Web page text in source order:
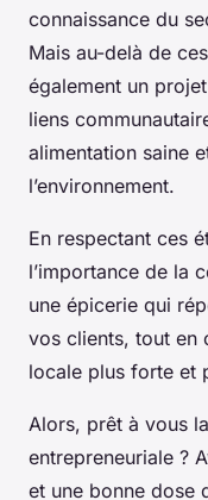
connaissance du
Mais au-delà de
également un
liens
alimentation saine
l’environnement.
En respectant ces
l’importance de la
une épicerie qui
vos clients, tout en
locale plus forte et
Alors, prêt à vous
entrepreneuriale ?
et une bonne dose